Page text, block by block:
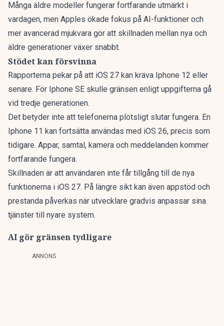
Många äldre modeller fungerar fortfarande utmärkt i
vardagen, men Apples ökade fokus på AI-funktioner och
mer avancerad mjukvara gör att skillnaden mellan nya och
äldre generationer växer snabbt.
Stödet kan försvinna
Rapporterna pekar på att iOS 27 kan kräva Iphone 12 eller
senare. För Iphone SE skulle gränsen enligt uppgifterna gå
vid tredje generationen.
Det betyder inte att telefonerna plötsligt slutar fungera. En
Iphone 11 kan fortsätta användas med iOS 26, precis som
tidigare. Appar, samtal, kamera och meddelanden kommer
fortfarande fungera.
Skillnaden är att användaren inte får tillgång till de nya
funktionerna i iOS 27. På längre sikt kan även appstöd och
prestanda påverkas när utvecklare gradvis anpassar sina
tjänster till nyare system.
AI gör gränsen tydligare
ANNONS